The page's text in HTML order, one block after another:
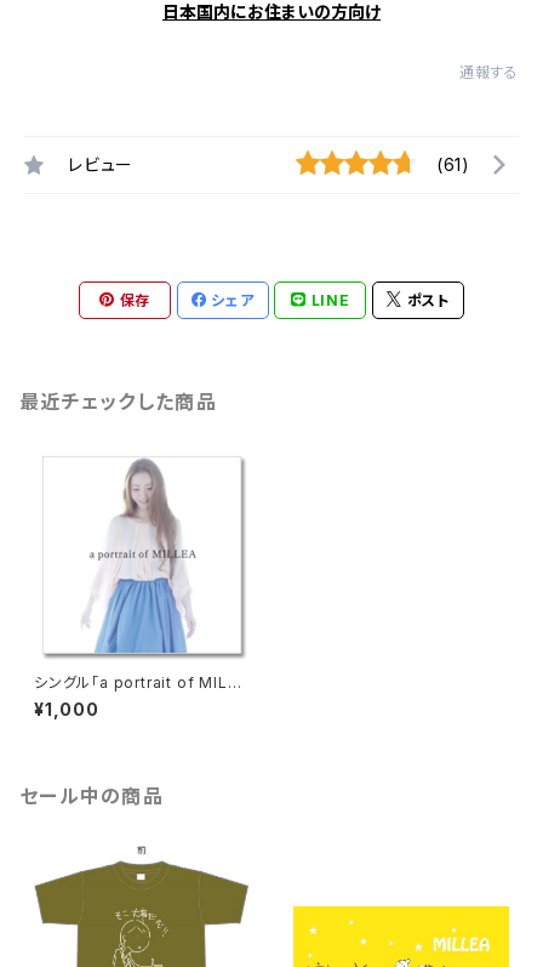
日本国内にお住まいの方向け
通報する
レビュー (61)
保存 シェア LINE ポスト
最近チェックした商品
シングル「a portrait of MILLE
A」
¥1,000
セール中の商品